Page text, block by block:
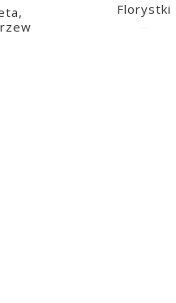
Florystki